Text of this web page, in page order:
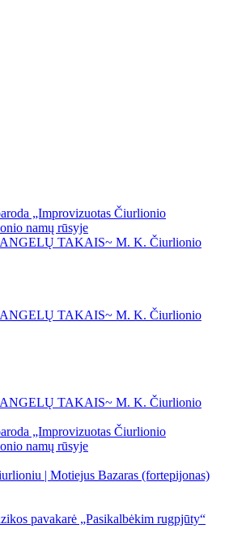
„Improvizuotas Čiurlionio
namų rūsyje
TAKAIS~ M. K. Čiurlionio
TAKAIS~ M. K. Čiurlionio
TAKAIS~ M. K. Čiurlionio
„Improvizuotas Čiurlionio
namų rūsyje
| Motiejus Bazaras (fortepijonas)
pavakarė „Pasikalbėkim rugpjūty“